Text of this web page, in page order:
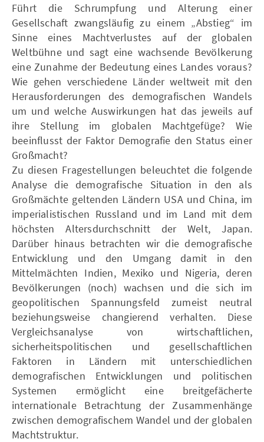
Führt die Schrumpfung und Alterung einer
Gesellschaft zwangsläufig zu einem „Abstieg“ im
Sinne eines Machtverlustes auf der globalen
Weltbühne und sagt eine wachsende Bevölkerung
eine Zunahme der Bedeutung eines Landes voraus?
Wie gehen verschiedene Länder weltweit mit den
Herausforderungen des demografischen Wandels
um und welche Auswirkungen hat das jeweils auf
ihre Stellung im globalen Machtgefüge? Wie
beeinflusst der Faktor Demografie den Status einer
Großmacht?
Zu diesen Fragestellungen beleuchtet die folgende
Analyse die demografische Situation in den als
Großmächte geltenden Ländern USA und China, im
imperialistischen Russland und im Land mit dem
höchsten Altersdurchschnitt der Welt, Japan.
Darüber hinaus betrachten wir die demografische
Entwicklung und den Umgang damit in den
Mittelmächten Indien, Mexiko und Nigeria, deren
Bevölkerungen (noch) wachsen und die sich im
geopolitischen Spannungsfeld zumeist neutral
beziehungsweise changierend verhalten. Diese
Vergleichsanalyse von wirtschaftlichen,
sicherheitspolitischen und gesellschaftlichen
Faktoren in Ländern mit unterschiedlichen
demografischen Entwicklungen und politischen
Systemen ermöglicht eine breitgefächerte
internationale Betrachtung der Zusammenhänge
zwischen demografischem Wandel und der globalen
Machtstruktur.